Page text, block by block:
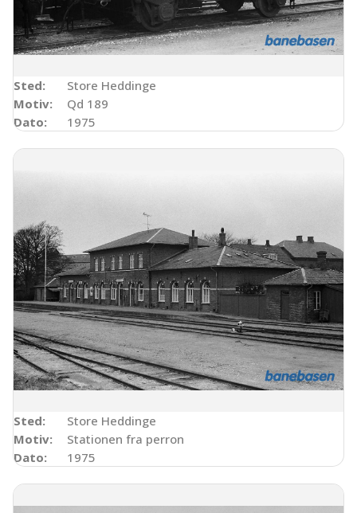
Sted:
Store Heddinge
Motiv:
Qd 189
Dato:
1975
Sted:
Store Heddinge
Motiv:
Stationen fra perron
Dato:
1975